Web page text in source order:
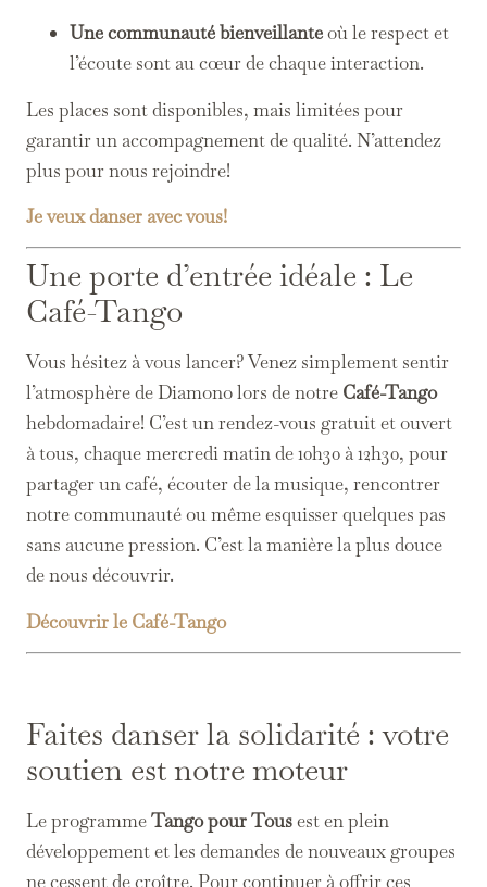
Une communauté bienveillanteoù le respect et
l’écoute sont au cœur de chaque interaction.
Les places sont disponibles, mais limitées pour
garantir un accompagnement de qualité. N’attendez
plus pour nous rejoindre!
Je veux danser avec vous!
Une porte d’entrée idéale : Le
Café-Tango
Vous hésitez à vous lancer? Venez simplement sentir
l’atmosphère de Diamono lors de notre Café-Tango
hebdomadaire! C’est un rendez-vous gratuit et ouvert
à tous, chaque mercredi matin de 10h30 à 12h30, pour
partager un café, écouter de la musique, rencontrer
notre communauté ou même esquisser quelques pas
sans aucune pression. C’est la manière la plus douce
de nous découvrir.
Découvrir le Café-Tango
Faites danser la solidarité : votre
soutien est notre moteur
Le programmeTango pour Tousest en plein
développement et les demandes de nouveaux groupes
ne cessent de croître. Pour continuer à offrir ces